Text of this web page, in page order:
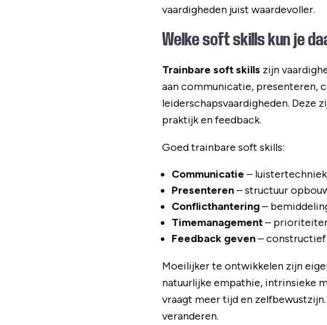
vaardigheden juist waardevoller.
Welke soft skills kun je
Trainbare soft skills zijn
aan communicatie, presenteren,
leiderschapsvaardigheden. Deze
praktijk en feedback.
Goed trainbare soft skills:
Communicatie –
Presenteren– structuur
Conflicthantering–
Timemanagement–
Feedback geven– constructief
Moeilijker te ontwikkelen zijn
natuurlijke empathie, intrinsieke
vraagt meer tijd en
veranderen.